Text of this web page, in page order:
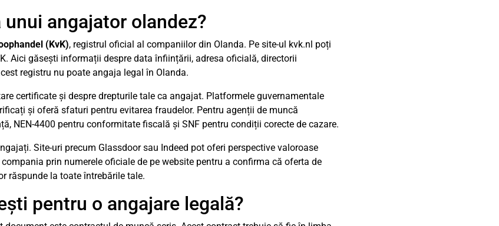
angajator olandez?
(KvK), registrul oficial al companiilor din Olanda. Pe site-ul kvk.nl poți
Aici găsești informații despre data înființării, adresa oficială, directorii
registru nu poate angaja legal în Olanda.
certificate și despre drepturile tale ca angajat. Platformele guvernamentale
și oferă sfaturi pentru evitarea fraudelor. Pentru agenții de muncă
NEN-4400 pentru conformitate fiscală și SNF pentru condiții corecte de cazare.
Site-uri precum Glassdoor sau Indeed pot oferi perspective valoroase
prin numerele oficiale de pe website pentru a confirma că oferta de
răspunde la toate întrebările tale.
pentru o angajare legală?